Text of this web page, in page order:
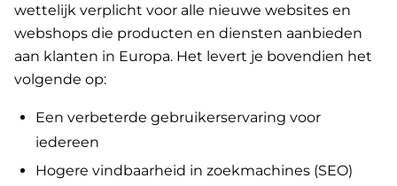
wettelijk verplicht voor alle nieuwe websites en
webshops die producten en diensten aanbieden
aan klanten in Europa. Het levert je bovendien het
volgende op:
Een verbeterde gebruikerservaring voor
iedereen
Hogere vindbaarheid in zoekmachines (SEO)